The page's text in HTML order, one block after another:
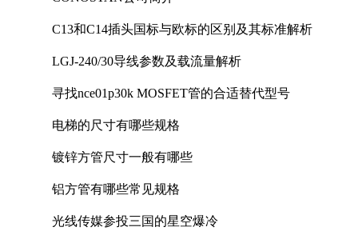
C13和C14插头国标与欧标的区别及其标准解析
LGJ-240/30导线参数及载流量解析
寻找nce01p30k MOSFET管的合适替代型号
电梯的尺寸有哪些规格
镀锌方管尺寸一般有哪些
铝方管有哪些常见规格
光线传媒参投三国的星空爆冷